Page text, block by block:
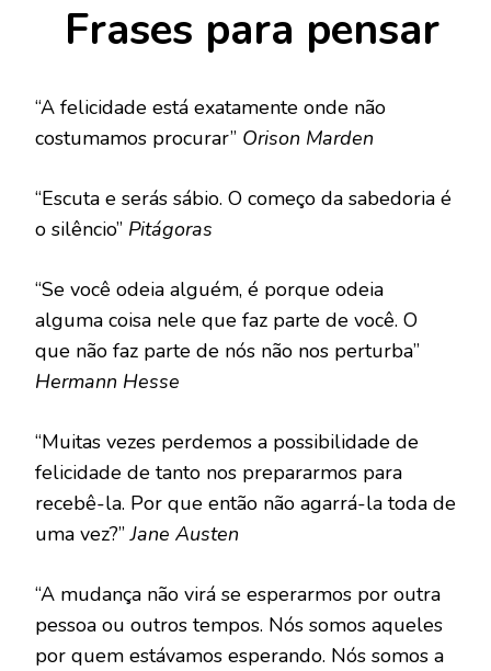
Frases para pensar
“A felicidade está exatamente onde não
costumamos procurar” Orison Marden
“Escuta e serás sábio. O começo da sabedoria é
o silêncio” Pitágoras
“Se você odeia alguém, é porque odeia
alguma coisa nele que faz parte de você. O
que não faz parte de nós não nos perturba”
Hermann Hesse
“Muitas vezes perdemos a possibilidade de
felicidade de tanto nos prepararmos para
recebê-la. Por que então não agarrá-la toda de
uma vez?”Jane Austen
“A mudança não virá se esperarmos por outra
pessoa ou outros tempos. Nós somos aqueles
por quem estávamos esperando. Nós somos a